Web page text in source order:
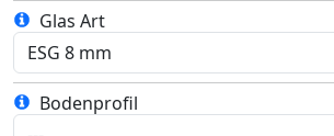
Glas Art
Bodenprofil